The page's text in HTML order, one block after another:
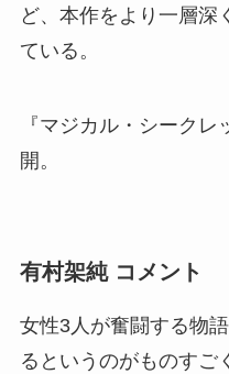
ど、本作をより一層深
ている。
『マジカル・シーク
開。
有村架純 コメント
女性3人が奮闘する物
るというのがものすご